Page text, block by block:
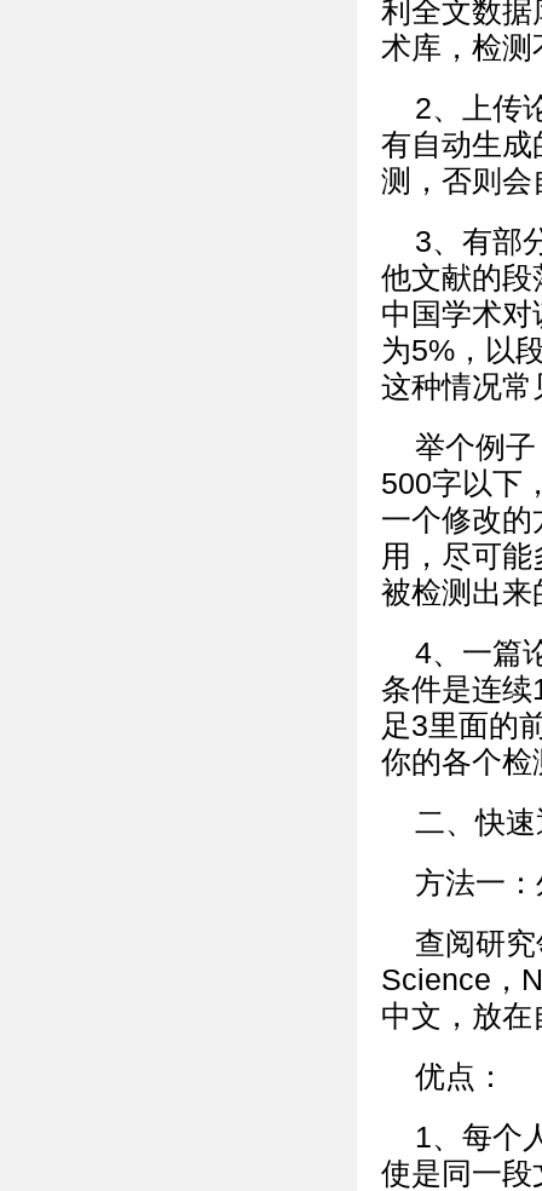
利全文数据
术库，检测
2、上传
有自动生成
测，否则会
3、有部
他文献的段
中国学术
为5%，以
这种情况常
举个例
500字以下
一个修改
用，尽可
被检测出来
4、一篇
条件是连续
足3里面的
你的各个检
二、快
方法一
查阅研
Science，
中文，放
优点：
1、每个
使是同一段